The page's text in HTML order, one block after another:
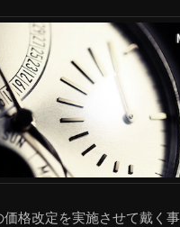
格改定を実施させて戴く事